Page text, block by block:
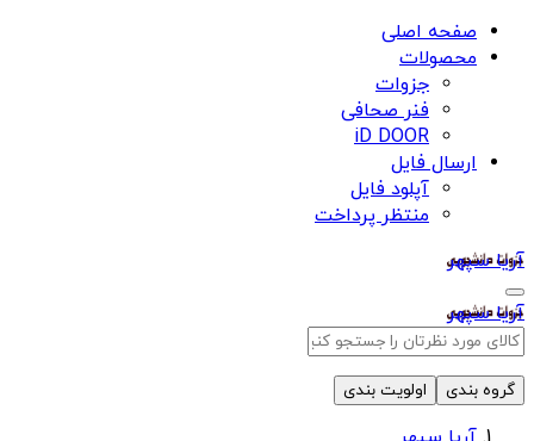
صفحه اصلی
محصولات
جزوات
فنر صحافی
iD DOOR
ارسال فایل
آپلود فایل
منتظر پرداخت
آریا سپهر
آریا سپهر
گروه بندی اولویت بندی